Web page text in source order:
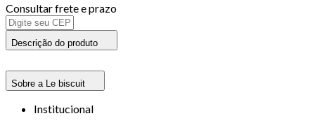
Consultar frete e prazo
Descrição do produto
Sobre a Le biscuit
Institucional